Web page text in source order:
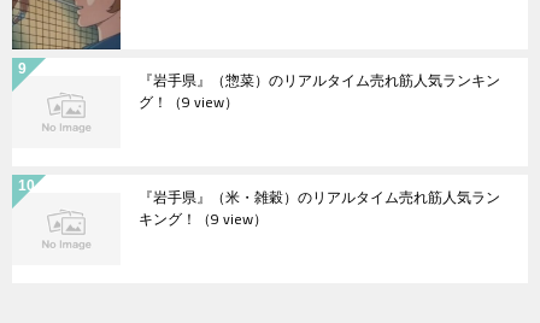
『岩手県』（惣菜）のリアルタイム売れ筋人気ランキン
グ！ （9 view）
『岩手県』（米・雑穀）のリアルタイム売れ筋人気ラン
キング！ （9 view）